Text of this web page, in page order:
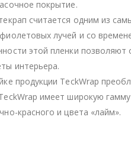
покрытие.
считается одним из
лучей и со
этой пленки
интерьера.
продукции TeckWrap
имеет широкую
красного и цвета «лайм».